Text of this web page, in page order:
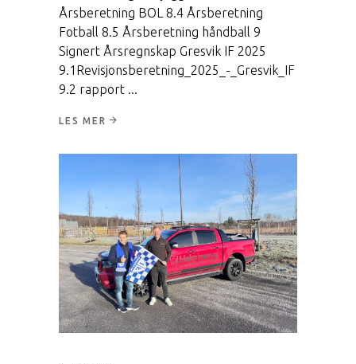
Årsberetning BOL 8.4 Årsberetning
Fotball 8.5 Årsberetning håndball 9
Signert Årsregnskap Gresvik IF 2025
9.1Revisjonsberetning_2025_-_Gresvik_IF
9.2 rapport
LES MER